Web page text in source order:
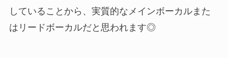
していることから、実質的なメインボーカルまた
はリードボーカルだと思われます◎